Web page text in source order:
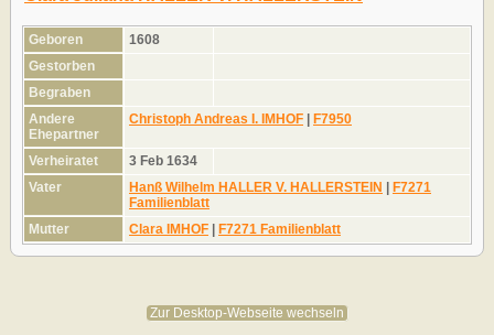
Geboren
1608
Gestorben
Begraben
Andere
Ehepartner
Christoph Andreas I. IMHOF | F7950
Verheiratet
3 Feb 1634
Vater
Hanß Wilhelm HALLER V. HALLERSTEIN | F7271
Familienblatt
Mutter
Clara IMHOF | F7271 Familienblatt
Zur Desktop-Webseite wechseln